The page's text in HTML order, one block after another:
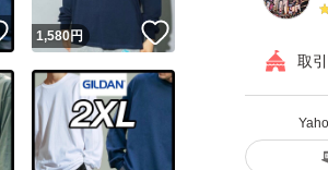
アメリカ
ンによる
※商品襟
理解頂い
取
いいね！
1,580円 いいね！